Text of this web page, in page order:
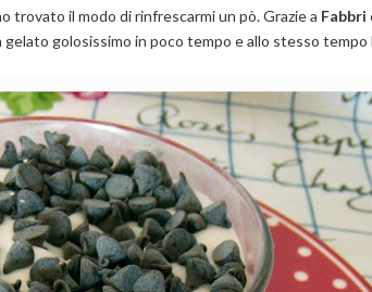
trovato il modo di rinfrescarmi un pò.Grazie a Fabbri
golosissimo in poco tempo e allo stesso